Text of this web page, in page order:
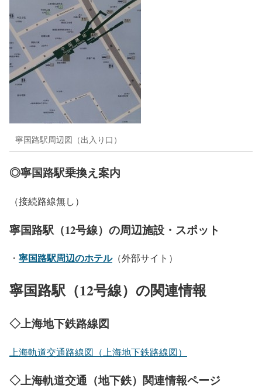
寧国路駅周辺図（出入り口）
◎寧国路駅乗換え案内
（接続路線無し）
寧国路駅（12号線）の周辺施設・スポット
・ 寧国路駅周辺のホテル（外部サイト）
寧国路駅（12号線）の関連情報
◇上海地下鉄路線図
上海軌道交通路線図（上海地下鉄路線図）
◇上海軌道交通（地下鉄）関連情報ページ